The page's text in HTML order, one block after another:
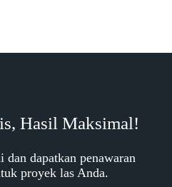
Hasil Maksimal!
dapatkan penawaran
proyek las Anda.